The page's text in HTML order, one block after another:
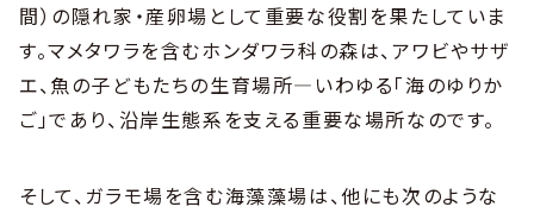
間）の隠れ家・産卵場として重要な役割を果たしていま
す。マメタワラを含むホンダワラ科の森は、アワビやサザ
エ、魚の子どもたちの生育場所―いわゆる「海のゆりか
ご」であり、沿岸生態系を支える重要な場所なのです。
そして、ガラモ場を含む海藻藻場は、他にも次のような